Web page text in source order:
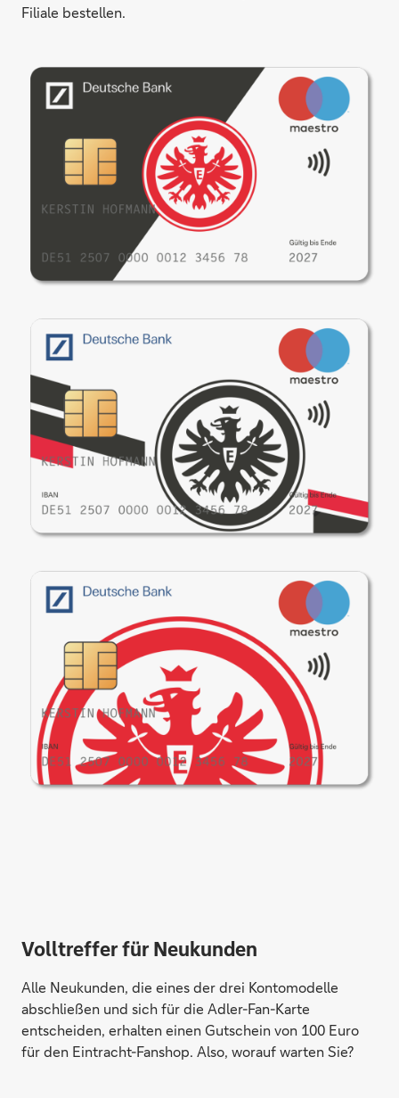
Filiale bestellen.
Volltreffer für Neukunden
Alle Neukunden, die eines der drei Kontomodelle
abschließen und sich für die Adler-Fan-Karte
entscheiden, erhalten einen Gutschein von 100 Euro
für den Eintracht-Fanshop. Also, worauf warten Sie?